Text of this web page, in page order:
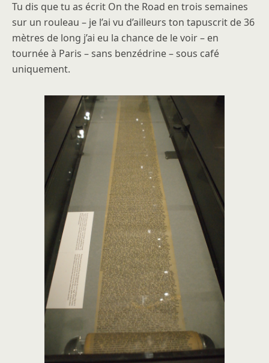
Tu dis que tu as écrit On the Road en trois semaines
sur un rouleau – je l’ai vu d’ailleurs ton tapuscrit de 36
mètres de long j’ai eu la chance de le voir – en
tournée à Paris – sans benzédrine – sous café
uniquement.